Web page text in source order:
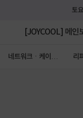
토
[JOYCOOL] 메인
네트워크ㆍ케이블
리